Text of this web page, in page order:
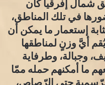
شمال إفرقيا كان
في تلك المناطق،
إستعمار ما يمكن أن
أيَّ وزنٍ لمناطقها
وجبالة، وطرفاية
ما أمكنهم حمله ممّا
حتى الرّصاص،